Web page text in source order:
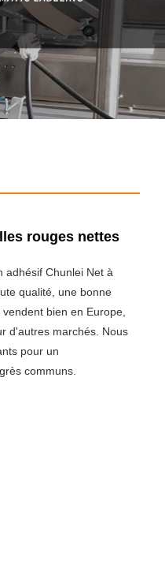
rouges nettes
adhésif Chunlei Net à
qualité, une bonne
bien en Europe,
d'autres marchés. Nous
pour un
communs.